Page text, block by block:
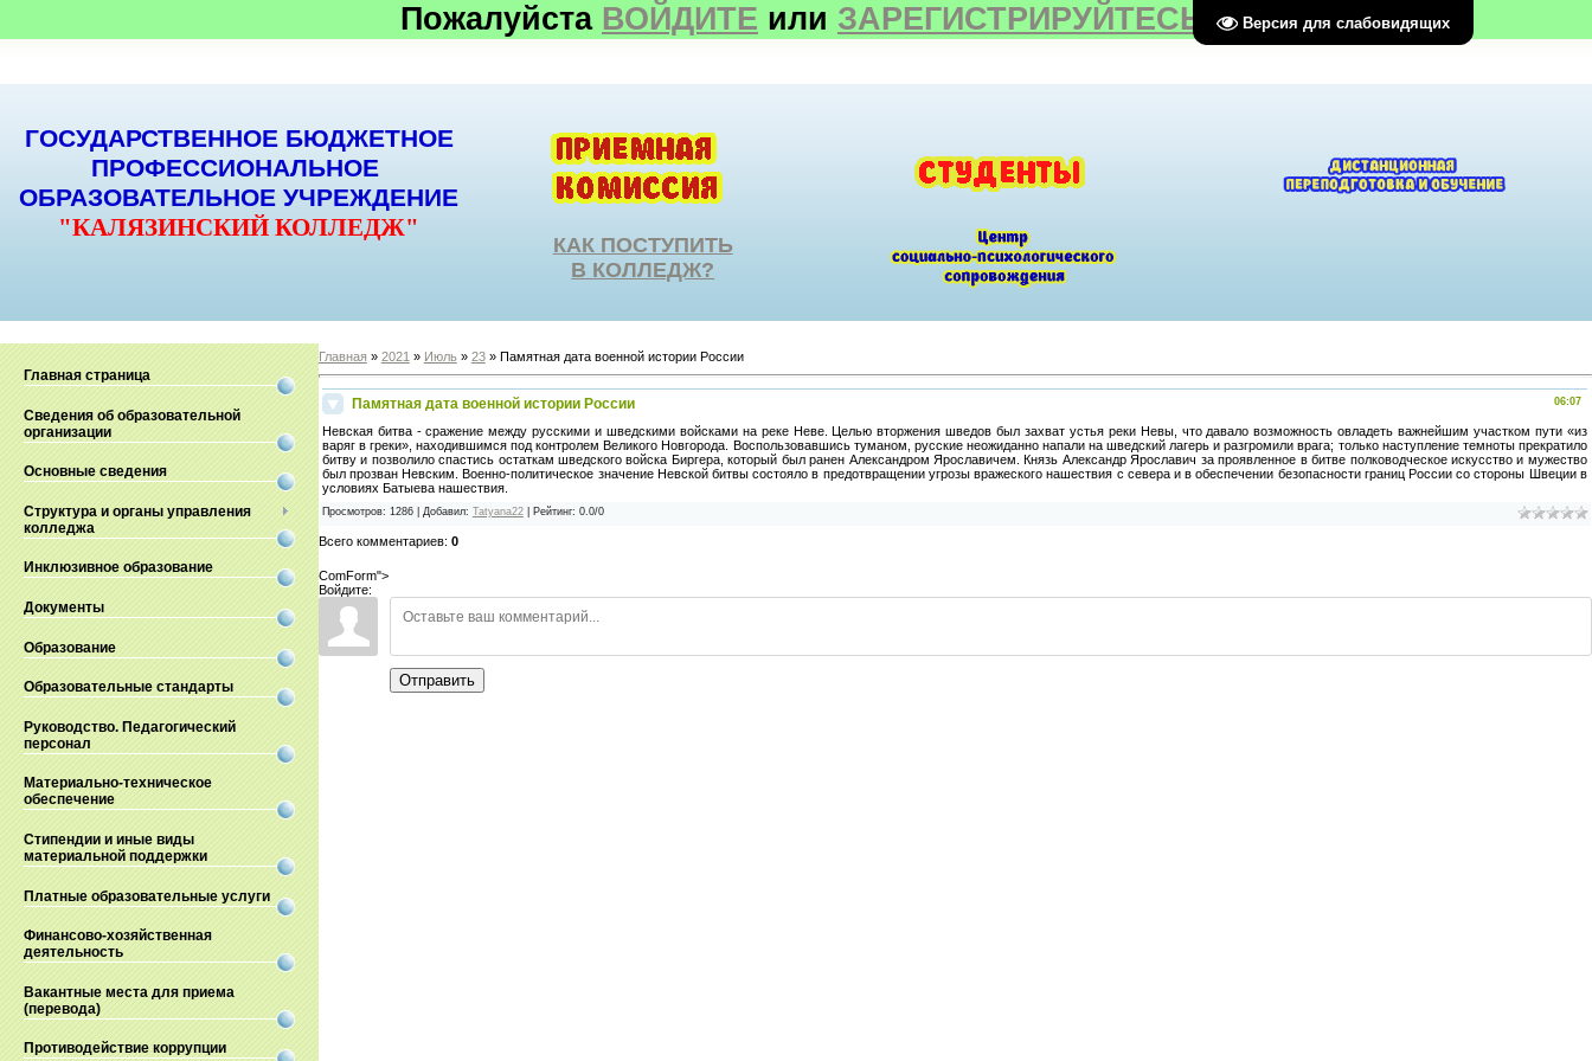
Версия для слабовидящих
Пожалуйста ВОЙДИТЕ или ЗАРЕГИСТРИРУЙТЕСЬ
ГОСУДАРСТВЕННОЕ БЮДЖЕТНОЕ
ПРОФЕССИОНАЛЬНОЕ
ОБРАЗОВАТЕЛЬНОЕ УЧРЕЖДЕНИЕ
"КАЛЯЗИНСКИЙ КОЛЛЕДЖ"
КАК ПОСТУПИТЬ
В КОЛЛЕДЖ?
Главная страница
Сведения об образовательной
организации
Основные сведения
Структура и органы управления
колледжа
Инклюзивное образование
Документы
Образование
Образовательные стандарты
Руководство. Педагогический
персонал
Материально-техническое
обеспечение
Стипендии и иные виды
материальной поддержки
Платные образовательные услуги
Финансово-хозяйственная
деятельность
Вакантные места для приема
(перевода)
Противодействие коррупции
Главная» 2021 » Июль » 23» Памятная дата военной истории России
06:07
Памятная дата военной истории России
Невская битва - сражение между русскими и шведскими войсками на реке Неве. Целью вторжения шведов был захват устья реки Невы, что давало возможность овладеть важнейшим участком пути «из
варяг в греки», находившимся под контролем Великого Новгорода. Воспользовавшись туманом, русские неожиданно напали на шведский лагерь и разгромили врага; только наступление темноты прекратило
битву и позволило спастись остаткам шведского войска Биргера, который был ранен Александром Ярославичем. Князь Александр Ярославич за проявленное в битве полководческое искусство и мужество
был прозван Невским. Военно-политическое значение Невской битвы состояло в предотвращении угрозы вражеского нашествия с севера и в обеспечении безопасности границ России со стороны Швеции в
условиях Батыева нашествия.
Просмотров: 1286| Добавил: Tatyana22 Рейтинг: 0.0/0
Всего комментариев: 0
ComForm">
Войдите:
Отправить